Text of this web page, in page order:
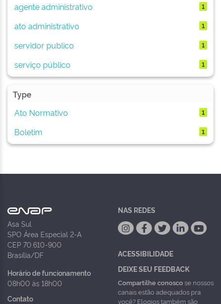
agente administrativo
1
ato administrativo 1
servidor publico 1
serviço público 1
Type
Ato Normativo
1
Boletim 1
Asa Sul
SPO Área Especial 2-A
CEP 70.610-900
Brasília/DF
Horário de funcionamento
08h00 às 18h00
Contato
NAS REDES
ACESSIBILIDADE
DEIXE SEU FEEDBACK
Compartilhe conoscose nossos
canais estão adequados pra
você? Elogios também são